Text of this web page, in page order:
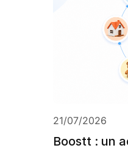
21/07/2026
Boostt : un